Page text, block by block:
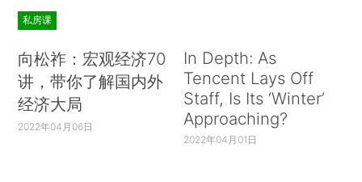
私房课
向松祚：宏观经济70
讲，带你了解国内外
经济大局
2022年04月06日
In Depth: As
Tencent Lays Off
Staff, Is Its ‘Winter’
Approaching?
2022年04月01日